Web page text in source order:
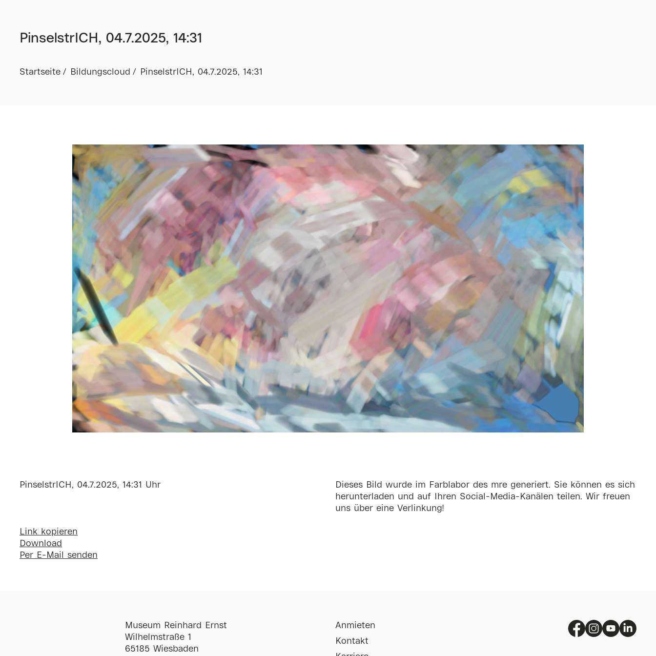
PinselstrICH, 04.7.2025, 14:31
Startseite Bildungscloud PinselstrICH, 04.7.2025, 14:31
PinselstrICH, 04.7.2025, 14:31 Uhr
Link kopieren
Download
Per E-Mail senden
Dieses Bild wurde im Farblabor des mre generiert. Sie können es sich
herunterladen und auf Ihren Social-Media-Kanälen teilen. Wir freuen
uns über eine Verlinkung!
Museum Reinhard Ernst
Wilhelmstraße 1
65185 Wiesbaden
Anmieten
Kontakt